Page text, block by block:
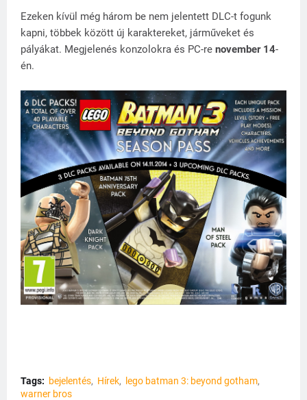
Ezeken kívül még három be nem jelentett DLC-t fogunk
kapni, többek között új karaktereket, járműveket és
pályákat. Megjelenés konzolokra és PC-re november 14-
én.
Tags: bejelentés Hírek
lego batman 3: beyond gotham
warner bros